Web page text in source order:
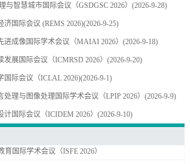
与智慧城市国际会议（GSDGSC 2026） (2026-9-28)
济国际会议 (REMS 2026)(2026-9-25)
进成像国际学术会议（MAIAI 2026） (2026-9-18)
展国际会议（ICMRSD 2026） (2026-9-20)
国际会议（ICLAL 2026)(2026-9-1)
理与图像处理国际学术会议（LPIP 2026） (2026-9-9)
国际会议（ICIDEM 2026） (2026-9-10)
国际学术会议（ISFE 2026）